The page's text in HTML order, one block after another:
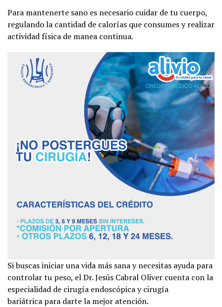
Para mantenerte sano es necesario cuidar de tu cuerpo,
regulando la cantidad de calorías que consumes y realizar
actividad física de manea continua.
Si buscas iniciar una vida más sana y necesitas ayuda para
controlar tu peso, el Dr. Jesús Cabral Oliver cuenta con la
especialidad de cirugía endoscópica y cirugía
bariátrica para darte la mejor atención.